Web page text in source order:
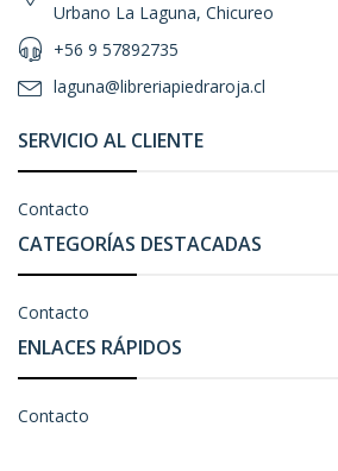
Urbano La Laguna, Chicureo
+56 9 57892735
laguna@libreriapiedraroja.cl
SERVICIO AL CLIENTE
Contacto
CATEGORÍAS DESTACADAS
Contacto
ENLACES RÁPIDOS
Contacto